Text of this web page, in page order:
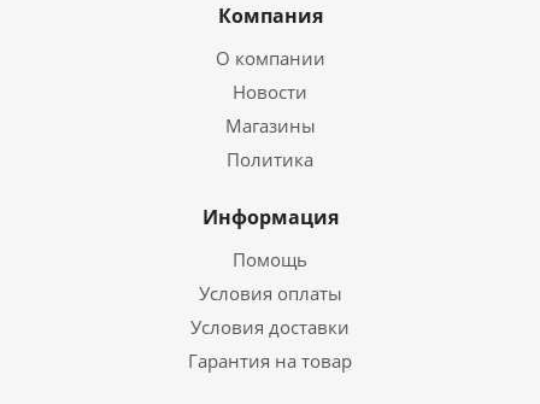
Компания
О компании
Новости
Магазины
Политика
Информация
Помощь
Условия оплаты
Условия доставки
Гарантия на товар